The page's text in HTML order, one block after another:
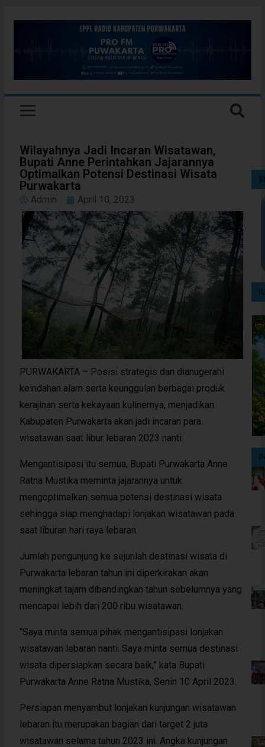
Wilayahnya Jadi Incaran Wisatawan,
Bupati Anne Perintahkan Jajarannya
Optimalkan Potensi Destinasi Wisata
Purwakarta
Admin April 10, 2023
PURWAKARTA – Posisi strategis dan dianugerahi
keindahan alam serta keunggulan berbagai produk
kerajinan serta kekayaan kulinernya, menjadikan
Kabupaten Purwakarta akan jadi incaran para
wisatawan saat libur lebaran 2023 nanti.
Mengantisipasi itu semua, Bupati Purwakarta Anne
Ratna Mustika meminta jajarannya untuk
mengoptimalkan semua potensi destinasi wisata
sehingga siap menghadapi lonjakan wisatawan pada
saat liburan hari raya lebaran.
Jumlah pengunjung ke sejunlah destinasi wisata di
Purwakarta lebaran tahun ini diperkirakan akan
meningkat tajam dibandingkan tahun sebelumnya yang
mencapai lebih dari 200 ribu wisatawan.
“Saya minta semua pihak mengantisipasi lonjakan
wisatawan lebaran nanti. Saya minta semua destinasi
wisata dipersiapkan secara baik,” kata Bupati
Purwakarta Anne Ratna Mustika, Senin 10 April 2023.
Persiapan menyambut lonjakan kunjungan wisatawan
lebaran itu merupakan bagian dari target 2 juta
wisatawan selama tahun 2023 ini. Angka kunjungan